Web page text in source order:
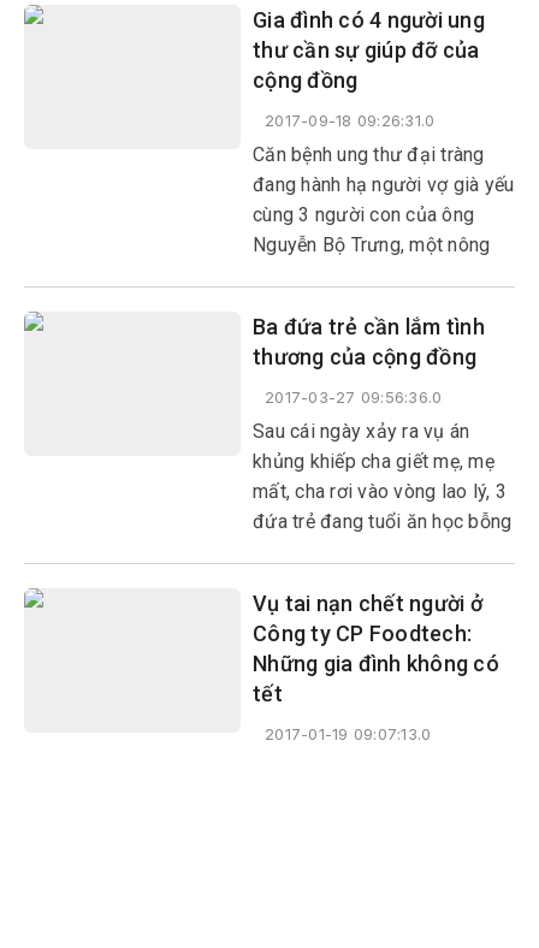
thiếu thốn.
Gia đình có 4 người ung
thư cần sự giúp đỡ của
cộng đồng
2017-09-18 09:26:31.0
Căn bệnh ung thư đại tràng
đang hành hạ người vợ già yếu
cùng 3 người con của ông
Nguyễn Bộ Trưng, một nông
Ba đứa trẻ cần lắm tình
thương của cộng đồng
2017-03-27 09:56:36.0
Sau cái ngày xảy ra vụ án
khủng khiếp cha giết mẹ, mẹ
mất, cha rơi vào vòng lao lý, 3
đứa trẻ đang tuổi ăn học bỗng
mịt, hơn lúc nào hết, những
đứa trẻ này cần sự chung tay
giúp đỡ của cộng đồng, xã
hội.
Vụ tai nạn chết người ở
Công ty CP Foodtech:
Những gia đình không có
tết
2017-01-19 09:07:13.0